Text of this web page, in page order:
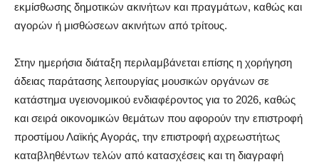
εκμίσθωσης δημοτικών ακινήτων και πραγμάτων, καθώς και
αγορών ή μισθώσεων ακινήτων από τρίτους.
Στην ημερήσια διάταξη περιλαμβάνεται επίσης η χορήγηση
άδειας παράτασης λειτουργίας μουσικών οργάνων σε
κατάστημα υγειονομικού ενδιαφέροντος για το 2026, καθώς
και σειρά οικονομικών θεμάτων που αφορούν την επιστροφή
προστίμου Λαϊκής Αγοράς, την επιστροφή αχρεωστήτως
καταβληθέντων τελών από κατασχέσεις και τη διαγραφή